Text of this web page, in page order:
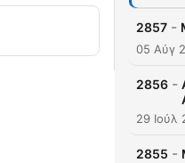
2857 -
05 Αύγ
2856 -
29 Ιούλ
2855 -